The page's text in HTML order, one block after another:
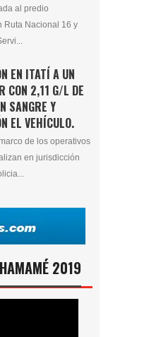
al predio
Ruta Nacional 16 y
EN ITATÍ A UN
CON 2,11 G/L DE
SANGRE Y
EL VEHÍCULO.
de los operativos
en jurisdicción
2019